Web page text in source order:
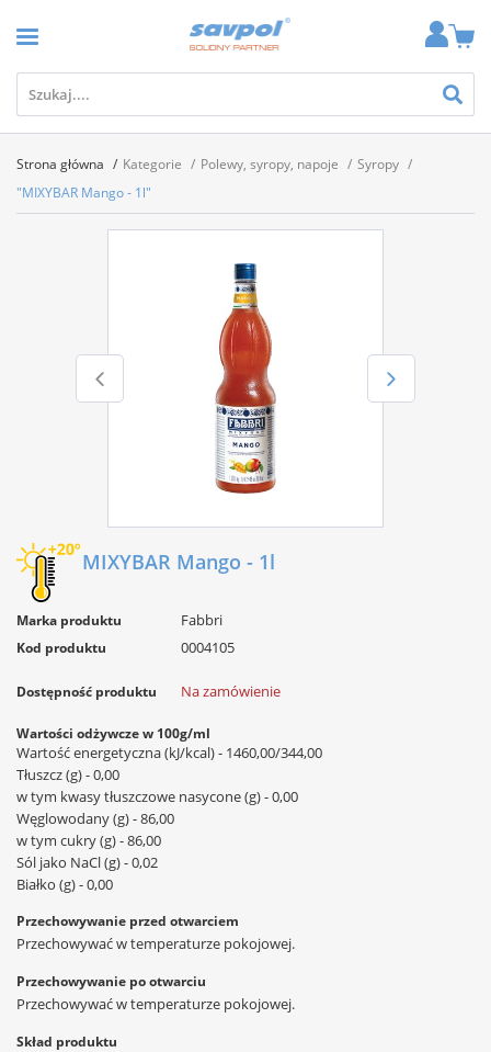
Strona główna Kategorie Polewy, syropy, napoje
Syropy
"MIXYBAR Mango - 1l"
MIXYBAR Mango - 1l
Marka produktu Fabbri
Kod produktu 0004105
Dostępność produktu Na zamówienie
Wartości odżywcze w 100g/ml
Wartość energetyczna (kJ/kcal) - 1460,00/344,00
Tłuszcz (g) - 0,00
w tym kwasy tłuszczowe nasycone (g) - 0,00
Węglowodany (g) - 86,00
w tym cukry (g) - 86,00
Sól jako NaCl (g) - 0,02
Białko (g) - 0,00
Przechowywanie przed otwarciem
Przechowywać w temperaturze pokojowej.
Przechowywanie po otwarciu
Przechowywać w temperaturze pokojowej.
Skład produktu